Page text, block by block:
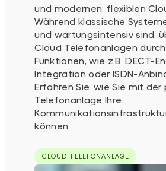
und modernen, flexiblen
Während klassische
und wartungsintensiv sind,
Cloud Telefonanlagen
Funktionen, wie z.B. DECT-
Integration oder ISDN-
Erfahren Sie, wie Sie mit der
Telefonanlage Ihre
können.
CLOUD TELEFONANLAGE